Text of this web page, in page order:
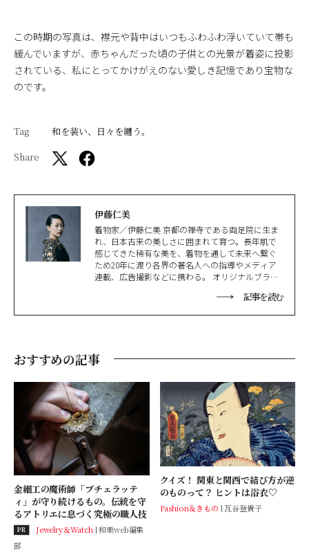
この時期の写真は、襟元や背中はいつもふわふわ浮いていて帯も
緩んでいますが、赤ちゃんだった頃の子供との光景が着姿に投影
されている、私にとってかけがえのない愛しき記憶であり宝物な
のです。
Tag
和を装い、日々を纏う。
Share
伊藤仁美
着物家／伊藤仁美 京都の禅寺である両足院に生ま
れ、日本古来の美しさに囲まれて育つ。長年肌で
感じてきた稀有な美を、着物を通して未来へ繋ぐ
ため20年に渡り各界の著名人への指導やメディア
連載、広告撮影などに携わる。 オリジナルブラン
会」では、感性をひらく唯一無二の着付けの世界
記事を読む
おすすめの記事
金細工の魔術師「ブチェラッテ
ィ」が守り続けるもの。伝統を守
るアトリエに息づく究極の職人技
PR Jewelry＆Watch 和樂web編集
部
クイズ！ 関東と関西で結び方が逆
のものって？ ヒントは浴衣♡
Fashion＆きもの 瓦谷登貴子